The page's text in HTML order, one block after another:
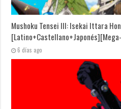
Mushoku Tensei III: Isekai Ittara
6 días ago